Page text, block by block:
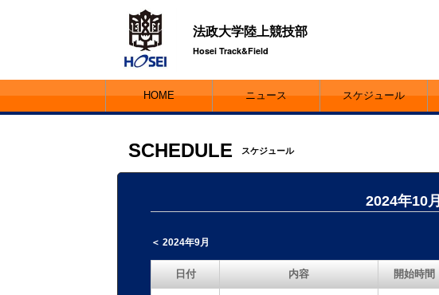
法政大学陸上競技部
Hosei Track&Field
HOME ニュース スケジュール
SCHEDULE スケジュール
2024年10月
＜ 2024年9月
日付 内容 開始時間